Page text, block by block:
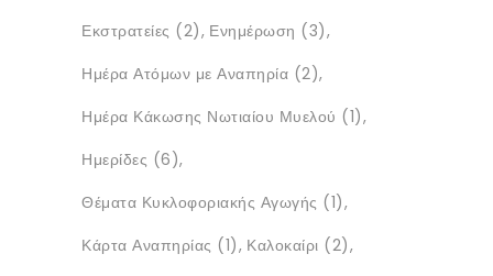
Εκστρατείες (2) Ενημέρωση (3)
Ημέρα Ατόμων με Αναπηρία (2)
Ημέρα Κάκωσης Νωτιαίου Μυελού (1)
Ημερίδες (6)
Θέματα Κυκλοφοριακής Αγωγής (1)
Κάρτα Αναπηρίας (1) Καλοκαίρι (2)